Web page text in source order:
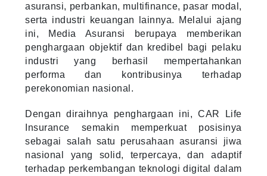
asuransi, perbankan, multifinance, pasar modal,
serta industri keuangan lainnya. Melalui ajang
ini, Media Asuransi berupaya memberikan
penghargaan objektif dan kredibel bagi pelaku
industri yang berhasil mempertahankan
performa dan kontribusinya terhadap
perekonomian nasional.
Dengan diraihnya penghargaan ini, CAR Life
Insurance semakin memperkuat posisinya
sebagai salah satu perusahaan asuransi jiwa
nasional yang solid, terpercaya, dan adaptif
terhadap perkembangan teknologi digital dalam